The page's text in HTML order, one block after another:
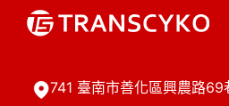
741 臺南市善化區興農路69